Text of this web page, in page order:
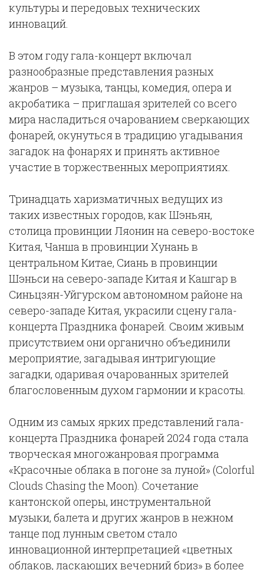
культуры и передовых технических
инноваций.
В этом году гала-концерт включал
разнообразные представления разных
жанров – музыка, танцы, комедия, опера и
акробатика – приглашая зрителей со всего
мира насладиться очарованием сверкающих
фонарей, окунуться в традицию угадывания
загадок на фонарях и принять активное
участие в торжественных мероприятиях.
Тринадцать харизматичных ведущих из
таких известных городов, как Шэньян,
столица провинции Ляонин на северо-востоке
Китая, Чанша в провинции Хунань в
центральном Китае, Сиань в провинции
Шэньси на северо-западе Китая и Кашгар в
Синьцзян-Уйгурском автономном районе на
северо-западе Китая, украсили сцену гала-
концерта Праздника фонарей. Своим живым
присутствием они органично объединили
мероприятие, загадывая интригующие
загадки, одаривая очарованных зрителей
благословенным духом гармонии и красоты.
Одним из самых ярких представлений гала-
концерта Праздника фонарей 2024 года стала
творческая многожанровая программа
«Красочные облака в погоне за луной» (Colorful
Clouds Chasing the Moon). Сочетание
кантонской оперы, инструментальной
музыки, балета и других жанров в нежном
танце под лунным светом стало
инновационной интерпретацией «цветных
облаков, ласкающих вечерний бриз» в более